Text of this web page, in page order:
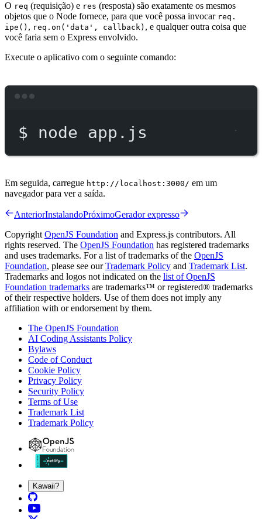
O req (requisição) e res (resposta) são exatamente os mesmos
objetos que o Node fornece, para que você possa invocar req.
ipe() , req.on('data', callback) , e qualquer outra coisa que
você faria sem o Express envolvido.
Execute o aplicativo com o seguinte comando:
$ node app.js
Em seguida, carregue http://localhost:3000/ em um
navegador para ver a saída.
AnteriorInstalandoPróximoGerador expresso
Copyright OpenJS Foundation and Express.js contributors. All
rights reserved. The OpenJS Foundation has registered trademarks
and uses trademarks. For a list of trademarks of the OpenJS
Foundation, please see ourTrademark Policy and Trademark List.
Trademarks and logos not indicated on the list of OpenJS
Foundation trademarks are trademarks™ or registered® trademarks
of their respective holders. Use of them does not imply any
affiliation with or endorsement by them.
The OpenJS Foundation
AI Coding Assistants Policy
Bylaws
Code of Conduct
Cookie Policy
Privacy Policy
Security Policy
Terms of Use
Trademark List
Trademark Policy
Kawaii?